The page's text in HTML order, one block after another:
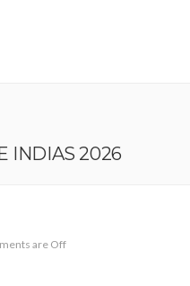
INDIAS 2026
are Off